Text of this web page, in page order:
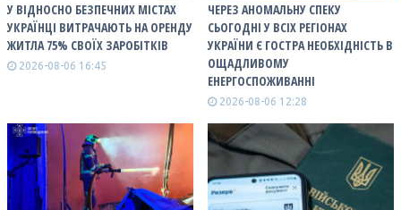
У ВІДНОСНО БЕЗПЕЧНИХ МІСТАХ
УКРАЇНЦІ ВИТРАЧАЮТЬ НА ОРЕНДУ
ЖИТЛА 75% СВОЇХ ЗАРОБІТКІВ
2026-08-06 16:45
ЧЕРЕЗ АНОМАЛЬНУ СПЕКУ
СЬОГОДНІ У ВСІХ РЕГІОНАХ
УКРАЇНИ Є ГОСТРА НЕОБХІДНІСТЬ В
ОЩАДЛИВОМУ
ЕНЕРГОСПОЖИВАННІ
2026-08-06 12:28